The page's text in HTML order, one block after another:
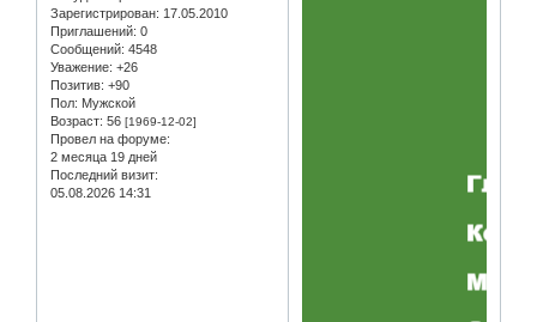
Зарегистрирован: 17.05.2010
Приглашений: 0
Сообщений: 4548
Уважение: +26
Позитив: +90
Пол: Мужской
Возраст: 56 [1969-12-02]
Провел на форуме:
2 месяца 19 дней
Последний визит:
05.08.2026 14:31